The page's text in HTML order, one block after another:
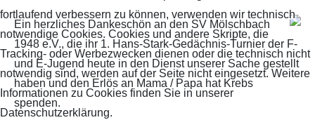
Ein herzliches Dankeschön an den SV Mölschbach
1948 e.V., die ihr 1. Hans-Stark-Gedächnis-Turnier der F-
und E-Jugend heute in den Dienst unserer Sache gestellt
haben und den Erlös an Mama / Papa hat Krebs
spenden.
fortlaufend verbessern zu können, verwenden wir technisch
notwendige Cookies. Cookies und andere Skripte, die
Tracking- oder Werbezwecken dienen oder die technisch nicht
notwendig sind, werden auf der Seite nicht eingesetzt. Weitere
Informationen zu Cookies finden Sie in unserer
Datenschutzerklärung.
Archiv 2021
Archiv 2020
Archiv 2019
Mitgliedschaft
Kontakt
2020
2019
2018
Spenden statt Verschenken